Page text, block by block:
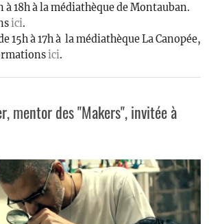
18h à la médiathèque de Montauban.
ici.
15h à 17h à la médiathèque La Canopée,
ici.
mentor des "Makers", invitée à